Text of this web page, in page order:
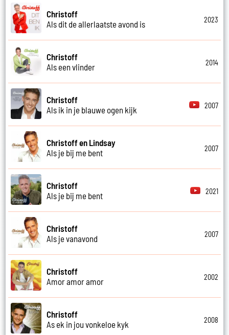
Christoff
Als dit de allerlaatste avond is
2023
Christoff
Als een vlinder
2014
Christoff
Als ik in je blauwe ogen kijk
2007
Christoff en Lindsay
Als je bij me bent
2007
Christoff
Als je bij me bent
2021
Christoff
Als je vanavond
2007
Christoff
Amor amor amor
2002
Christoff
As ek in jou vonkeloe kyk
2008